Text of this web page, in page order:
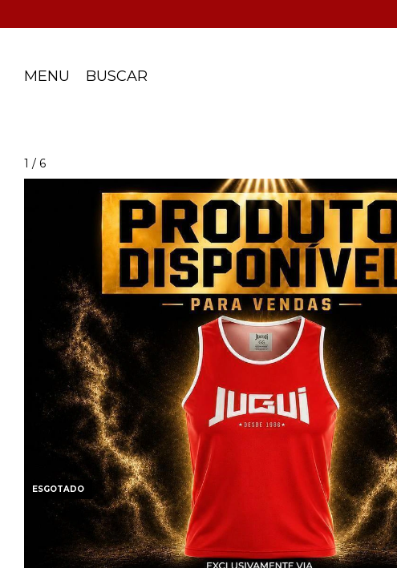
MENU BUSCAR
1 / 6
ESGOTADO